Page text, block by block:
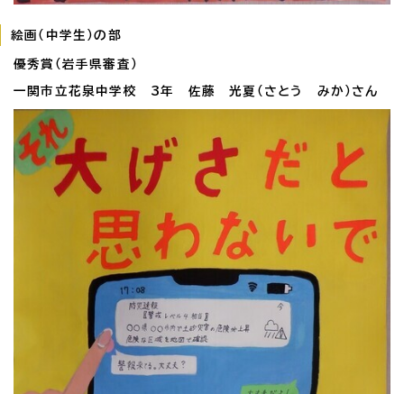
絵画（中学生）の部
優秀賞（岩手県審査）
一関市立花泉中学校 3年 佐藤 光夏（さとう みか）さん